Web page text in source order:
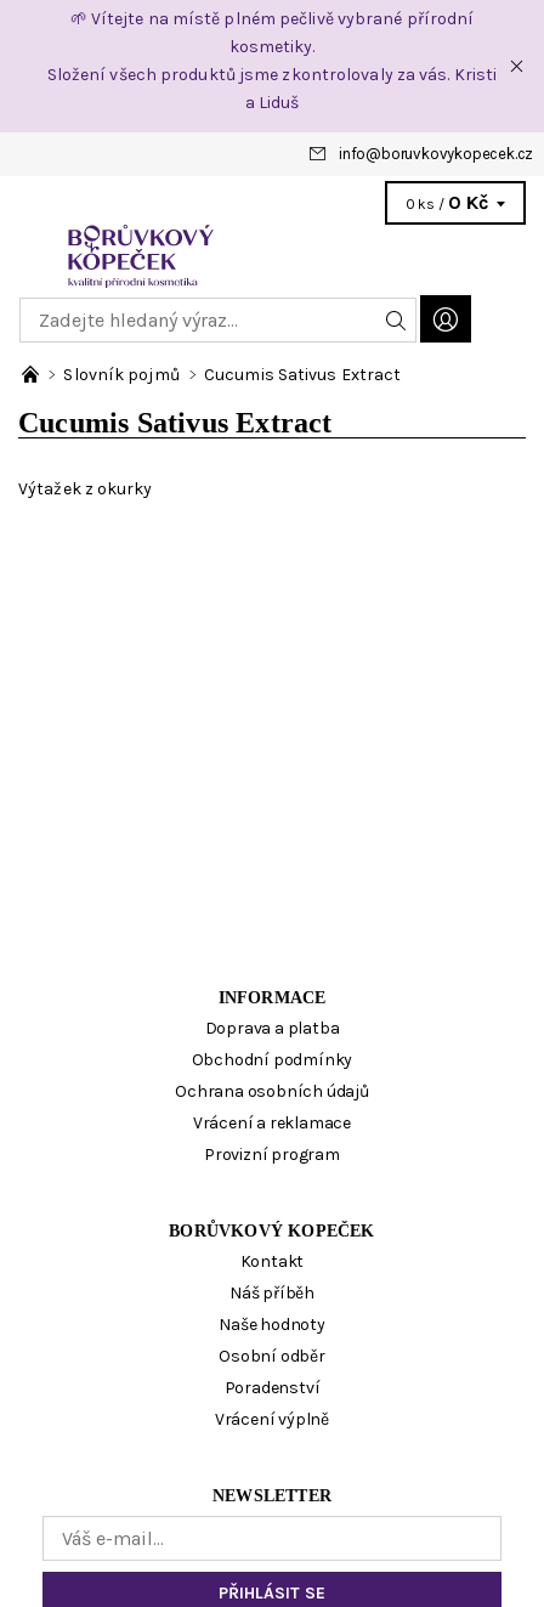
🌱 Vítejte na místě plném pečlivě vybrané přírodní
kosmetiky.
Složení všech produktů jsme zkontrolovaly za vás. Kristi
a Liduš
info@ boruvkovykopecek.cz
0 ks / 0 Kč
Slovník pojmů Cucumis Sativus Extract
Cucumis Sativus Extract
Výtažek z okurky
INFORMACE
Doprava a platba
Obchodní podmínky
Ochrana osobních údajů
Vrácení a reklamace
Provizní program
BORŮVKOVÝ KOPEČEK
Kontakt
Náš příběh
Naše hodnoty
Osobní odběr
Poradenství
Vrácení výplně
NEWSLETTER